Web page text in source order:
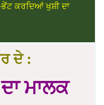
ਭੇਂਟ ਕਰਦਿਆਂ ਖੁਸ਼ੀ ਦਾ
ਦੇ :
ਮਾਲਕ